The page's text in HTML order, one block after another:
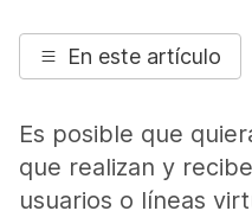
En este artículo
Es posible que
que realizan y
usuarios o líneas